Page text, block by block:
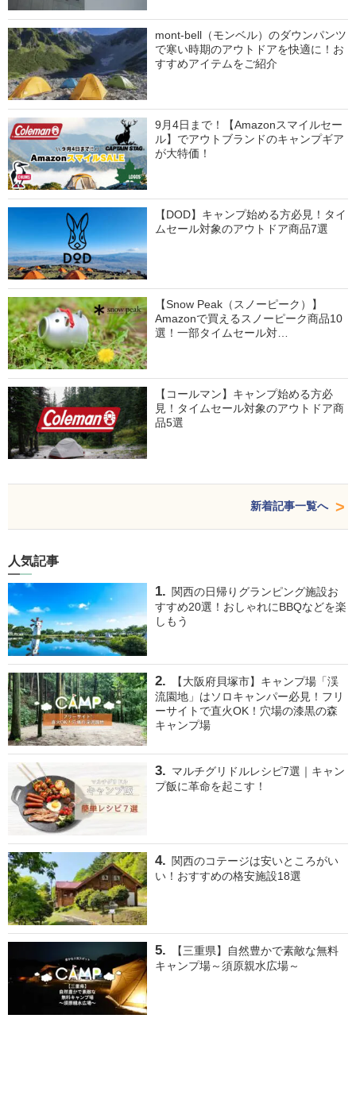
mont-bell（モンベル）のダウンパンツ
で寒い時期のアウトドアを快適に！お
すすめアイテムをご紹介
9月4日まで！【Amazonスマイルセー
ル】でアウトブランドのキャンプギア
が大特価！
【DOD】キャンプ始める方必見！タイ
ムセール対象のアウトドア商品7選
【Snow Peak（スノーピーク）】
Amazonで買えるスノーピーク商品10
選！一部タイムセール対…
【コールマン】キャンプ始める方必
見！タイムセール対象のアウトドア商
品5選
新着記事一覧へ
人気記事
関西の日帰りグランピング施設お
すすめ20選！おしゃれにBBQなどを楽
しもう
【大阪府貝塚市】キャンプ場「渓
流園地」はソロキャンパー必見！フリ
ーサイトで直火OK！穴場の漆黒の森
キャンプ場
マルチグリドルレシピ7選｜キャン
プ飯に革命を起こす！
関西のコテージは安いところがい
い！おすすめの格安施設18選
【三重県】自然豊かで素敵な無料
キャンプ場～須原親水広場～